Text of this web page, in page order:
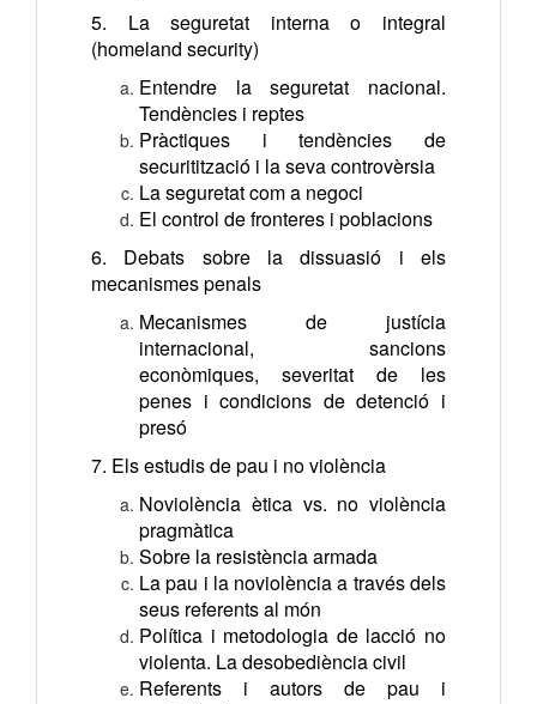
5. La seguretat interna o integral
(homeland security)
Entendre la seguretat nacional.
Tendències i reptes
Pràctiques i tendències de
securitització i la seva controvèrsia
La seguretat com a negoci
El control de fronteres i poblacions
6. Debats sobre la dissuasió i els
mecanismes penals
Mecanismes de justícia
internacional, sancions
econòmiques, severitat de les
penes i condicions de detenció i
presó
7. Els estudis de pau i no violència
Noviolència ètica vs. no violència
pragmàtica
Sobre la resistència armada
La pau i la noviolència a través dels
seus referents al món
Política i metodologia de lacció no
violenta. La desobediència civil
Referents i autors de pau i